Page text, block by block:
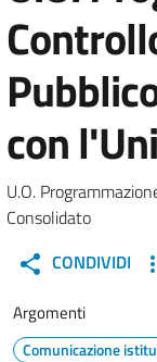
con
U.O.
Consolidato
CONDIVIDI
Argomenti
Comunicazione